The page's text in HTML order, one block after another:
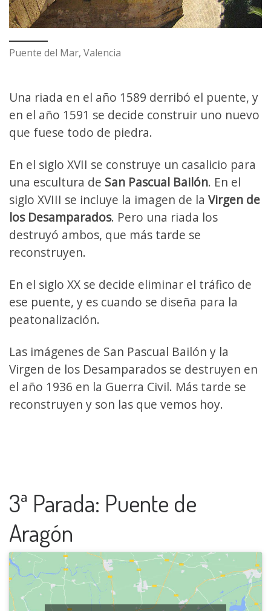
Puente del Mar, Valencia
Una riada en el año 1589 derribó el puente, y
en el año 1591 se decide construir uno nuevo
que fuese todo de piedra.
En el siglo XVII se construye un casalicio para
una escultura de San Pascual Bailón. En el
siglo XVIII se incluye la imagen de la Virgen de
los Desamparados. Pero una riada los
destruyó ambos, que más tarde se
reconstruyen.
En el siglo XX se decide eliminar el tráfico de
ese puente, y es cuando se diseña para la
peatonalización.
Las imágenes de San Pascual Bailón y la
Virgen de los Desamparados se destruyen en
el año 1936 en la Guerra Civil. Más tarde se
reconstruyen y son las que vemos hoy.
3ª Parada: Puente de
Aragón